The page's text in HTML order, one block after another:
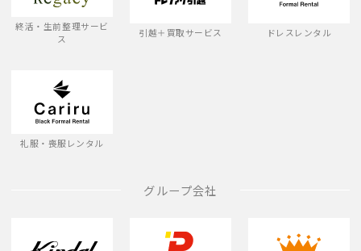
終活・生前整理サービ
ス
引越＋買取サービス ドレスレンタル
礼服・喪服レンタル
グループ会社